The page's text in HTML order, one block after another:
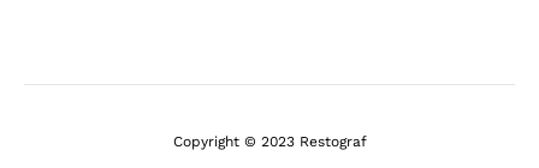
Copyright © 2023 Restograf